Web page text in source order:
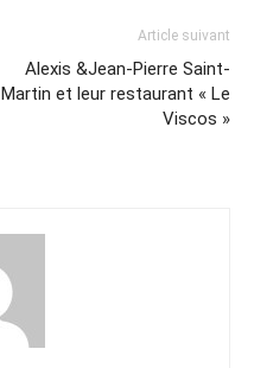
Article suivant
Alexis &Jean-Pierre Saint-
Martin et leur restaurant « Le
Viscos »